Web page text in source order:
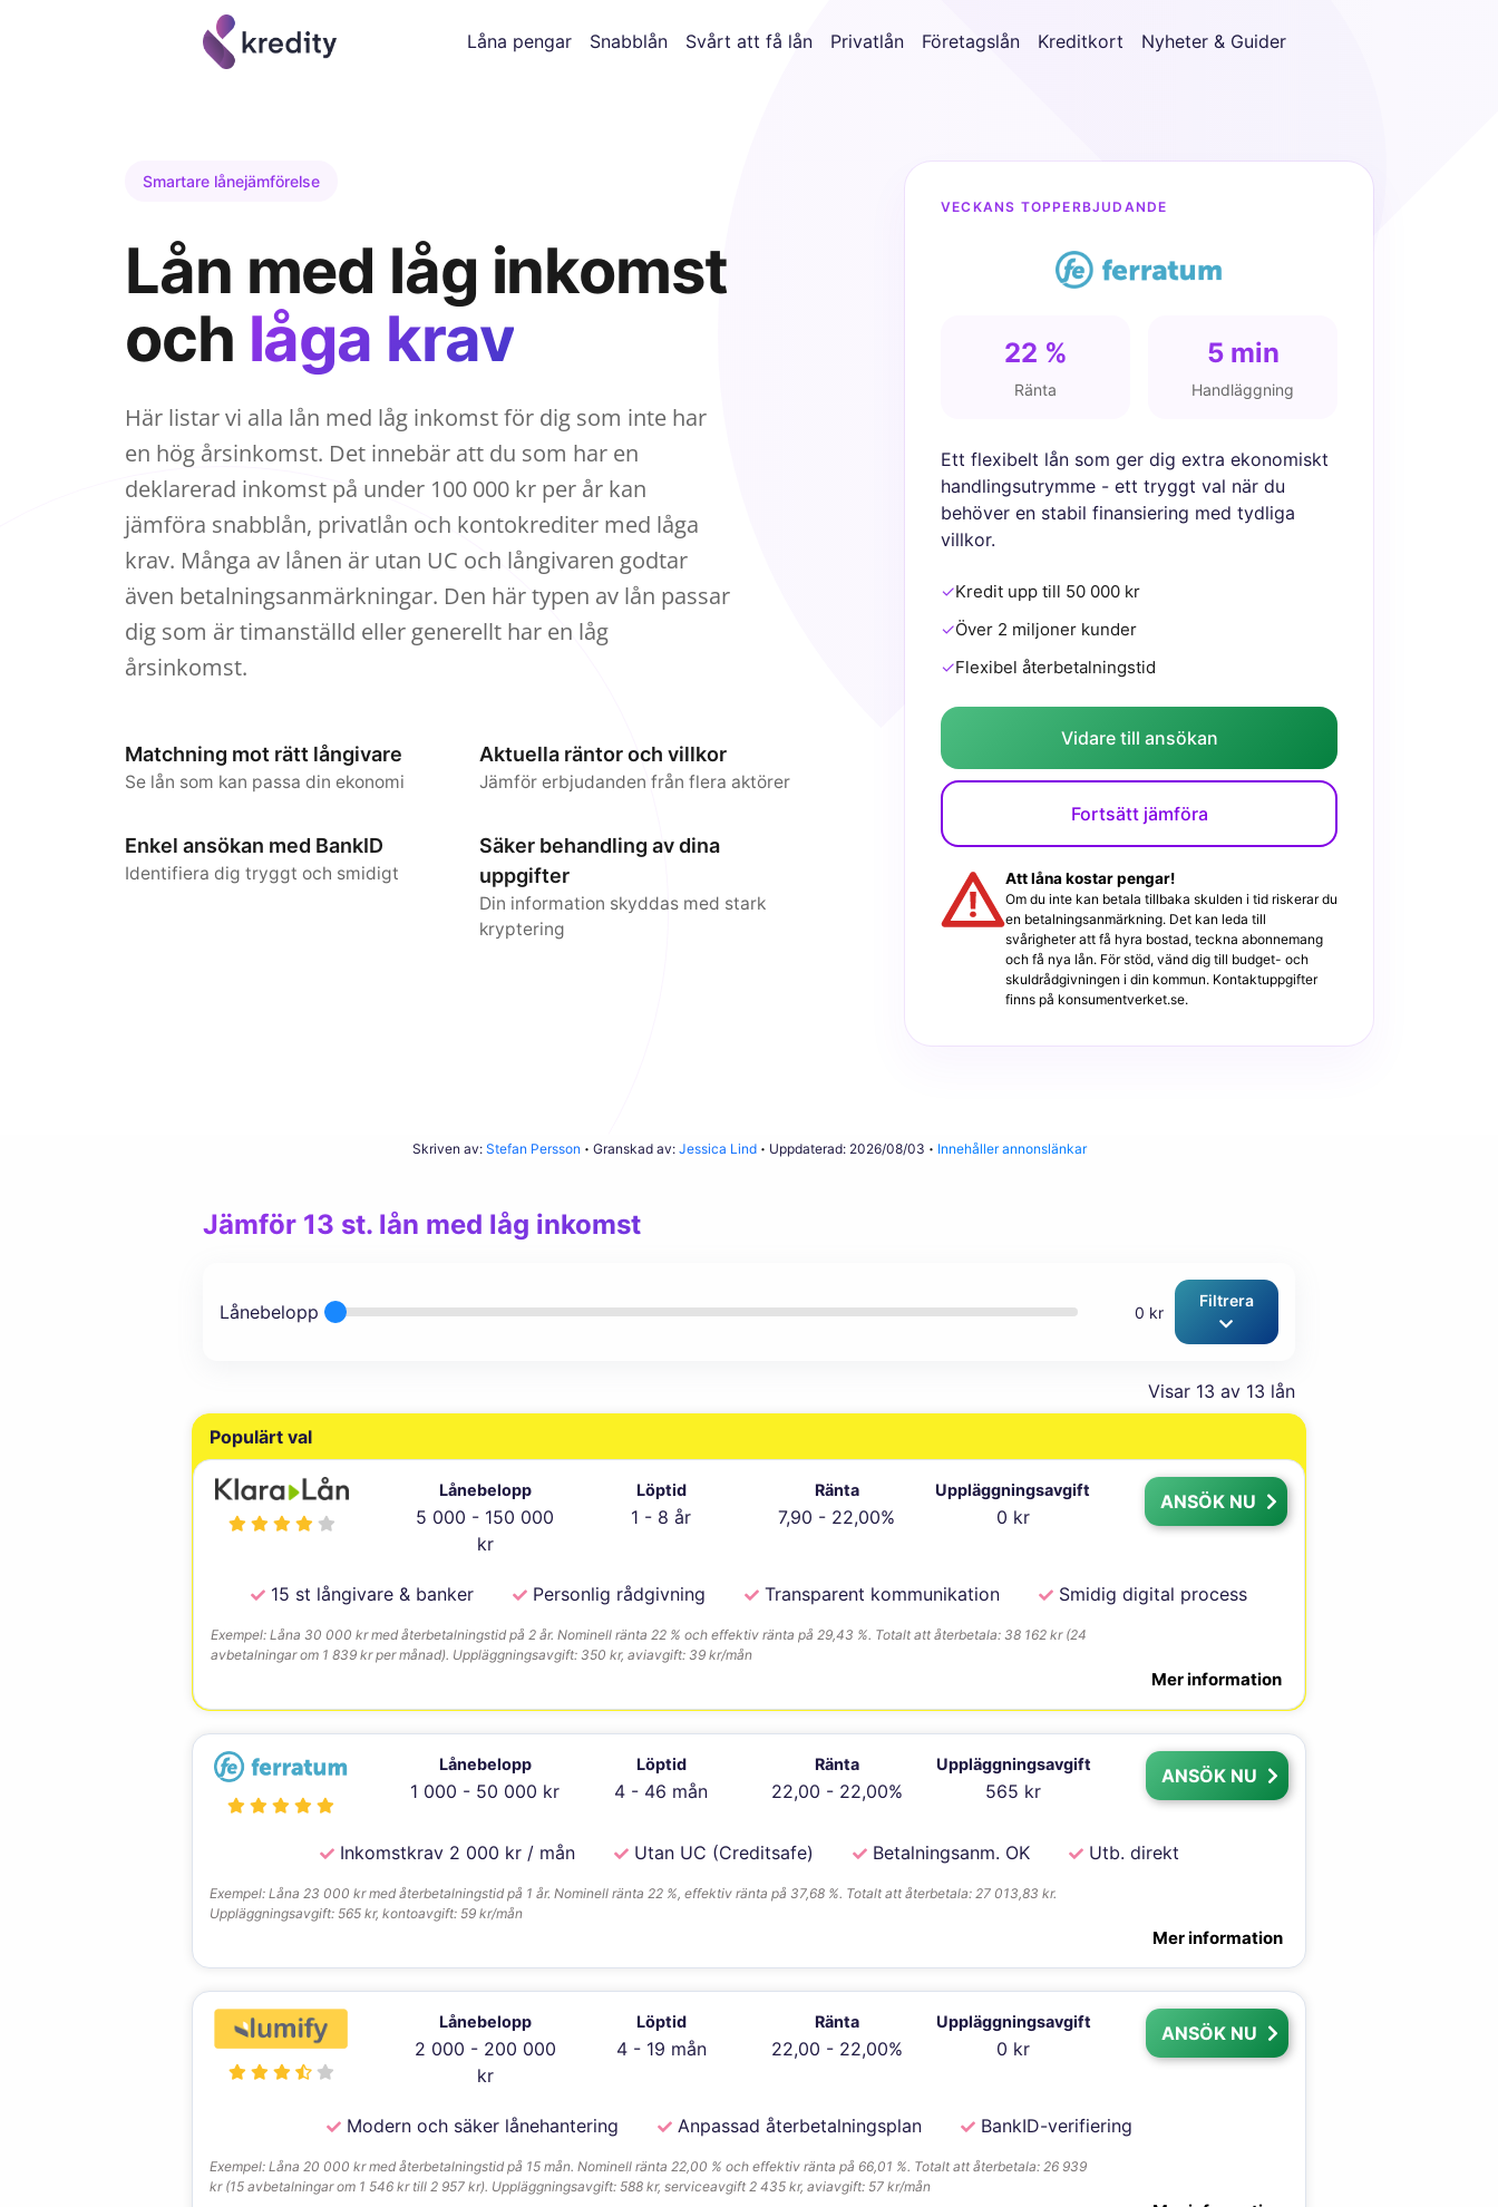
Låna pengar Snabblån Svårt att få lån Privatlån Företagslån Kreditkort Nyheter & Guider
Smartare lånejämförelse
Lån med låg inkomst
och låga krav
Här listar vi alla lån med låg inkomst för dig som inte har
en hög årsinkomst. Det innebär att du som har en
deklarerad inkomst på under 100 000 kr per år kan
jämföra snabblån, privatlån och kontokrediter med låga
krav. Många av lånen är utan UC och långivaren godtar
även betalningsanmärkningar. Den här typen av lån passar
dig som är timanställd eller generellt har en låg
årsinkomst.
Matchning mot rätt långivare
Se lån som kan passa din ekonomi
Aktuella räntor och villkor
Jämför erbjudanden från flera aktörer
Enkel ansökan med BankID
Identifiera dig tryggt och smidigt
Säker behandling av dina
uppgifter
Din information skyddas med stark
kryptering
VECKANS TOPPERBJUDANDE
22 %
Ränta
5 min
Handläggning
Ett flexibelt lån som ger dig extra ekonomiskt
handlingsutrymme - ett tryggt val när du
behöver en stabil finansiering med tydliga
villkor.
✓Kredit upp till 50 000 kr
✓Över 2 miljoner kunder
✓Flexibel återbetalningstid
Vidare till ansökan
Fortsätt jämföra
Att låna kostar pengar!
Om du inte kan betala tillbaka skulden i tid riskerar du
en betalningsanmärkning. Det kan leda till
svårigheter att få hyra bostad, teckna abonnemang
och få nya lån. För stöd, vänd dig till budget- och
skuldrådgivningen i din kommun. Kontaktuppgifter
finns på konsumentverket.se.
Skriven av: Stefan Persson Granskad av: Jessica Lind Uppdaterad: 2026/08/03 Innehåller annonslänkar
Jämför 13 st. lån med låg inkomst
Lånebelopp 0 kr
Filtrera
Visar 13 av 13 lån
Populärt val
Lånebelopp
5 000 - 150 000
kr
Löptid
1 - 8 år
Ränta
7,90 - 22,00%
Uppläggningsavgift
0 kr
ANSÖK NU
15 st långivare & banker Personlig rådgivning Transparent kommunikation Smidig digital process
Exempel: Låna 30 000 kr med återbetalningstid på 2 år. Nominell ränta 22 % och effektiv ränta på 29,43 %. Totalt att återbetala: 38 162 kr (24
avbetalningar om 1 839 kr per månad). Uppläggningsavgift: 350 kr, aviavgift: 39 kr/mån
Mer information
Lånebelopp
1 000 - 50 000 kr
Löptid
4 - 46 mån
Ränta
22,00 - 22,00%
Uppläggningsavgift
565 kr
ANSÖK NU
Inkomstkrav 2 000 kr / mån Utan UC (Creditsafe) Betalningsanm. OK Utb. direkt
Exempel: Låna 23 000 kr med återbetalningstid på 1 år. Nominell ränta 22 %, effektiv ränta på 37,68 %. Totalt att återbetala: 27 013,83 kr.
Uppläggningsavgift: 565 kr, kontoavgift: 59 kr/mån
Mer information
Lånebelopp
2 000 - 200 000
kr
Löptid
4 - 19 mån
Ränta
22,00 - 22,00%
Uppläggningsavgift
0 kr
ANSÖK NU
Modern och säker lånehantering Anpassad återbetalningsplan BankID-verifiering
Exempel: Låna 20 000 kr med återbetalningstid på 15 mån. Nominell ränta 22,00 % och effektiv ränta på 66,01 %. Totalt att återbetala: 26 939
kr (15 avbetalningar om 1 546 kr till 2 957 kr). Uppläggningsavgift: 588 kr, serviceavgift 2 435 kr, aviavgift: 57 kr/mån